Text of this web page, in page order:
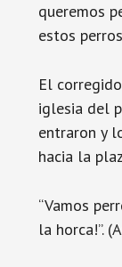
queremos
estos
El
iglesia del
entraron y
hacia la
“Vamos
la horca!”.